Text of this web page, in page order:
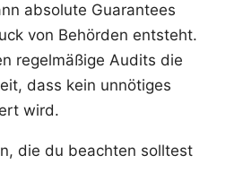
absolute Guarantees
von Behörden entsteht.
regelmäßige Audits die
dass kein unnötiges
wird.
die du beachten solltest